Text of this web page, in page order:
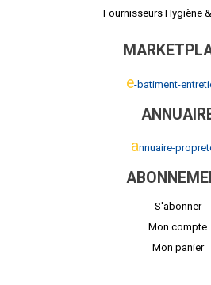
Fournisseurs Hygiène
e-batiment-
annuaire-
S'abonner
Mon compte
Mon panier